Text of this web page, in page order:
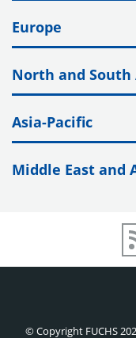
Europe
North and South
Asia-Pacific
Middle East and
© Copyright FUCHS